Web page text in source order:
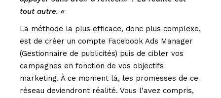
tout autre. «
La méthode la plus efficace, donc plus complexe,
est de créer un compte Facebook Ads Manager
(Gestionnaire de publicités) puis de cibler vos
campagnes en fonction de vos objectifs
marketing. À ce moment là, les promesses de ce
réseau deviendront réalité. Vous l’avez compris,